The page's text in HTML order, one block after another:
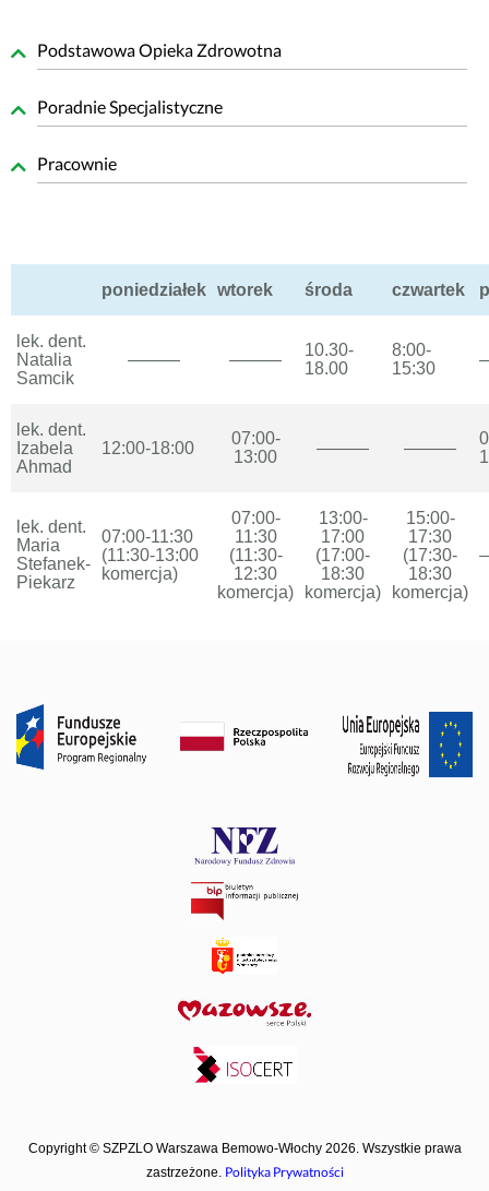
Podstawowa Opieka Zdrowotna
Poradnie Specjalistyczne
Pracownie
poniedziałek wtorek środa czwartek
lek. dent.
Natalia
Samcik
——— ———
10.30-
18.00
8:00-
15:30
lek. dent.
Izabela
Ahmad
12:00-18:00
07:00-
13:00
——— ———
lek. dent.
Maria
Stefanek-
Piekarz
07:00-11:30
(11:30-13:00
komercja)
07:00-
11:30
(11:30-
12:30
komercja)
13:00-
17:00
(17:00-
18:30
komercja)
15:00-
17:30
(17:30-
18:30
komercja)
Copyright © SZPZLO Warszawa Bemowo-Włochy 2026. Wszystkie prawa
zastrzeżone. Polityka Prywatności